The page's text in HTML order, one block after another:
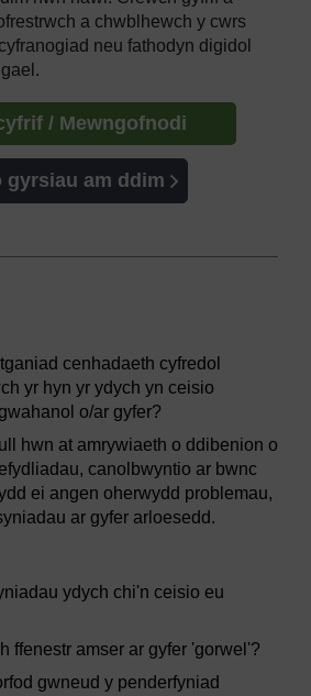
a chwblhewch y cwrs
neu fathodyn digidol
/ Mewngofnodi
gyrsiau am ddim
cenhadaeth cyfredol
yr hyn yr ydych yn ceisio
o/ar gyfer?
hwn at amrywiaeth o ddibenion o
canolbwyntio ar bwnc
ei angen oherwydd problemau,
ar gyfer arloesedd.
ydych chi'n ceisio eu
ffenestr amser ar gyfer 'gorwel'?
gwneud y penderfyniad